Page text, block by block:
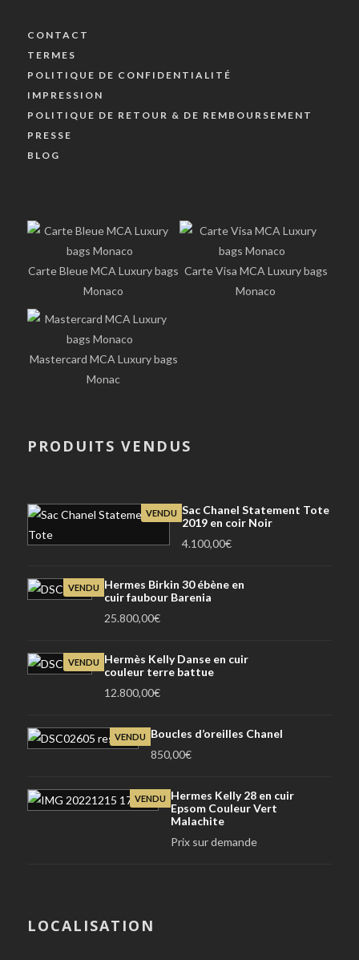
CONTACT
TERMES
POLITIQUE DE CONFIDENTIALITÉ
IMPRESSION
POLITIQUE DE RETOUR & DE REMBOURSEMENT
PRESSE
BLOG
Carte Bleue MCA Luxury bags
Monaco
Carte Visa MCA Luxury bags
Monaco
Mastercard MCA Luxury bags
Monac
PRODUITS VENDUS
VENDU Sac Chanel Statement Tote
2019 en coir Noir
4.100,00€
VENDU
Hermes Birkin 30 ébène en
cuir faubour Barenia
25.800,00€
VENDU
Hermès Kelly Danse en cuir
couleur terre battue
12.800,00€
VENDU
Boucles d’oreilles Chanel
850,00€
VENDU
Hermes Kelly 28 en cuir
Epsom Couleur Vert
Malachite
Prix sur demande
LOCALISATION